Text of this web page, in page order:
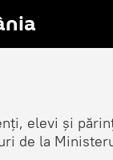
elevi și
de la